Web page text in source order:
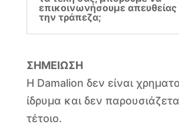
επικοινωνήσουμε απευθείας
την τράπεζα;
ΣΗΜΕΙΩΣΗ
Η Damalion δεν είναι
ίδρυμα και δεν
τέτοιο.